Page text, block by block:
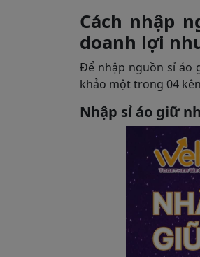
Cách nhập
doanh lợi
Để nhập nguồn sỉ áo
khảo một trong 04
Nhập sỉ áo giữ